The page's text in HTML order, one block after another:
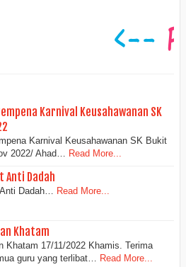
Karnival Keusahawanan SK
Karnival Keusahawanan SK Bukit
2022/ Ahad… Read More...
Anti Dadah
Dadah… Read More...
Khatam
Khatam 17/11/2022 Khamis. Terima
guru yang terlibat…
Read More...